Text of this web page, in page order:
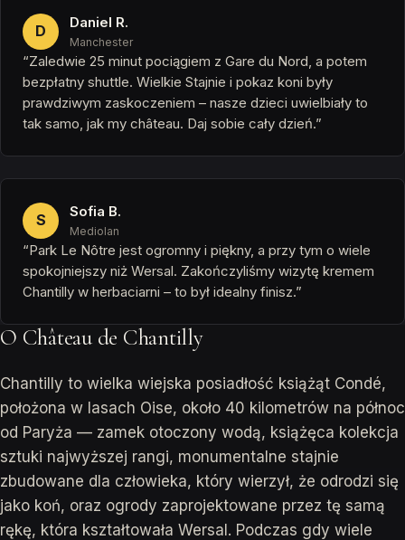
D Daniel R.
Manchester
“Zaledwie 25 minut pociągiem z Gare du Nord, a potem
bezpłatny shuttle. Wielkie Stajnie i pokaz koni były
prawdziwym zaskoczeniem – nasze dzieci uwielbiały to
tak samo, jak my château. Daj sobie cały dzień.”
S Sofia B.
Mediolan
“Park Le Nôtre jest ogromny i piękny, a przy tym o wiele
spokojniejszy niż Wersal. Zakończyliśmy wizytę kremem
Chantilly w herbaciarni – to był idealny finisz.”
O Château de Chantilly
Chantilly to wielka wiejska posiadłość książąt Condé,
położona w lasach Oise, około 40 kilometrów na północ
od Paryża — zamek otoczony wodą, książęca kolekcja
sztuki najwyższej rangi, monumentalne stajnie
zbudowane dla człowieka, który wierzył, że odrodzi się
jako koń, oraz ogrody zaprojektowane przez tę samą
rękę, która kształtowała Wersal. Podczas gdy wiele